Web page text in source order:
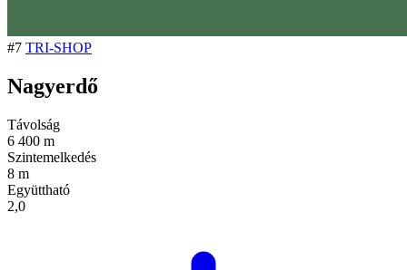
#7 TRI-SHOP
Nagyerdő
Távolság
6 400 m
Szintemelkedés
8 m
Együttható
2,0